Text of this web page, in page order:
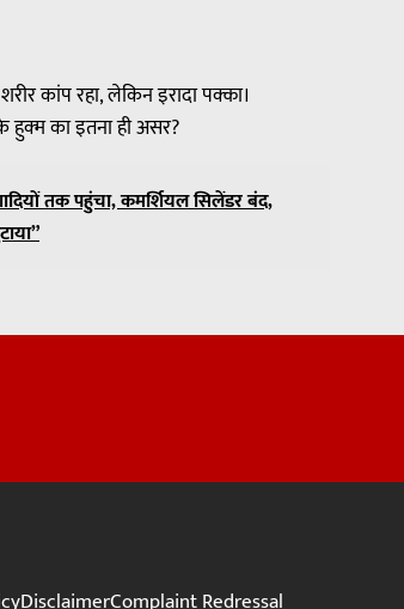
कांप रहा, लेकिन इरादा पक्का।
का इतना ही असर?
तक पहुंचा, कमर्शियल सिलेंडर बंद,
DisclaimerComplaint Redressal